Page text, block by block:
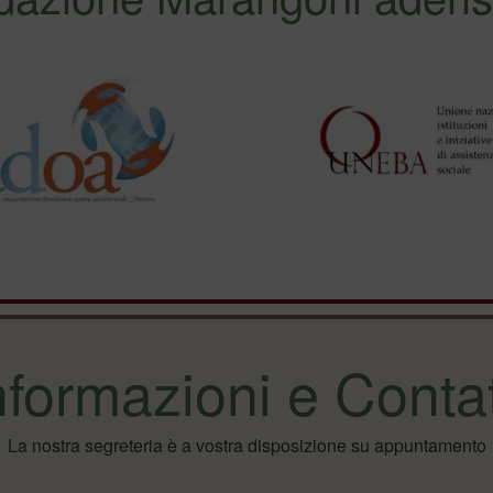
e
La nostra segreteria è a vostra disposizione su appuntamento